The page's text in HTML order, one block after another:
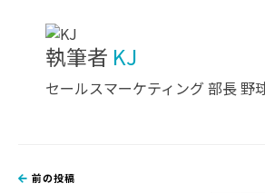
執筆者 KJ
セールスマーケティング 部長 野
前の投稿